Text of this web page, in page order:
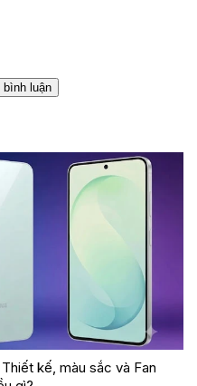
luận
kế, màu sắc và Fan